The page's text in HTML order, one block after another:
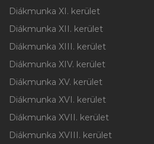
Diákmunka XI. kerület
Diákmunka XII. kerület
Diákmunka XIII. kerület
Diákmunka XIV. kerület
Diákmunka XV. kerület
Diákmunka XVI. kerület
Diákmunka XVII. kerület
Diákmunka XVIII. kerület